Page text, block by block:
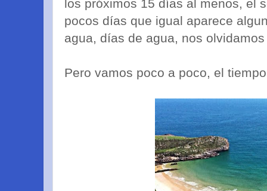
los próximos 15 días al menos, el
pocos días que igual aparece
agua, días de agua, nos
Pero vamos poco a poco, el